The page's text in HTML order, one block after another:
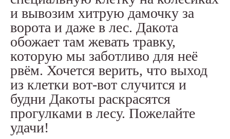
и вывозим хитрую дамочку за
ворота и даже в лес. Дакота
обожает там жевать травку,
которую мы заботливо для неё
рвём. Хочется верить, что выход
из клетки вот-вот случится и
будни Дакоты раскрасятся
прогулками в лесу. Пожелайте
удачи!